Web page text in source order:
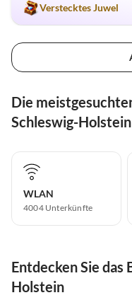
Verstecktes Juwel
Die
Schleswig-Holstein
WLAN
4004 Unterkünfte
Entdecken Sie das
Holstein